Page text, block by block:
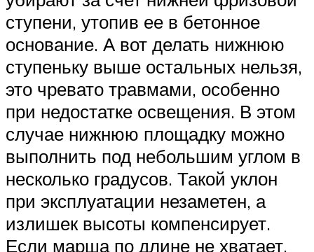
ступени, утопив ее в бетонное
основание. А вот делать нижнюю
ступеньку выше остальных нельзя,
это чревато травмами, особенно
при недостатке освещения. В этом
случае нижнюю площадку можно
выполнить под небольшим углом в
несколько градусов. Такой уклон
при эксплуатации незаметен, а
излишек высоты компенсирует.
Если марша по длине не хватает,